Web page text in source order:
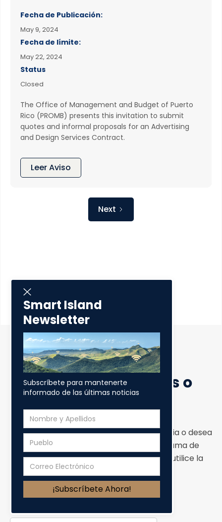
Fecha de Publicación:
May 9, 2024
Fecha de límite:
May 22, 2024
Status
Closed
The Office of Management and Budget of Puerto
Rico (PROMB) presents this invitation to submit
quotes and informal proposals for an Advertising
and Design Services Contract.
Leer Aviso
Next
Someter Preguntas o
Sugerencia
Si usted tiene una pregunta, una sugerencia o desea
contactar a algún miembro del Programa de
Banda Ancha de Puerto Rico, por favor utilice la
forma a continuación.
Smart Island
Newsletter
Subscríbete para mantenerte
informado de las últimas noticias